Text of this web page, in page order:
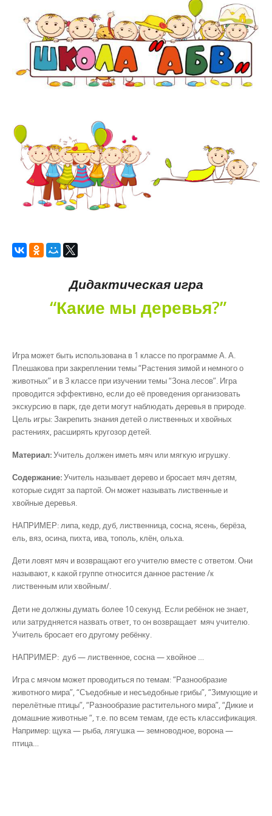
Дидактическая игра
“Какие мы деревья?”
Игра может быть использована в 1 классе по программе А. А.
Плешакова при закреплении темы “Растения зимой и немного о
животных” и в 3 классе при изучении темы “Зона лесов”. Игра
проводится эффективно, если до её проведения организовать
экскурсию в парк, где дети могут наблюдать дере­вья в природе.
Цель игры: Закрепить знания детей о лиственных и хвойных
растениях, расширять кругозор детей.
Материал:Учитель должен иметь мяч или мягкую игрушку.
Содержание:Учитель называет дерево и бросает мяч детям,
которые сидят за партой. Он может называть лиственные и
хвойные деревья.
НАПРИМЕР: липа, кедр, дуб, лиственница, сосна, ясень, берёза,
ель, вяз, осина, пихта, ива, тополь, клён, ольха.
Дети ловят мяч и возвращают его учителю вместе с ответом. Они
называют, к какой группе относится данное растение /к
лиственным или хвойным/.
Дети не должны думать более 10 секунд. Если ребёнок не знает,
или затрудняется назвать ответ, то он возвращает мяч учителю.
Учитель бросает его другому ребёнку.
НАПРИМЕР: дуб — лиственное, сосна — хвойное …
Игра с мячом может проводиться по темам: “Разнообразие
животного мира”, “Съедобные и несъедобные грибы”, “Зимующие и
перелётные птицы”, “Разнообразие растительного мира”, “Дикие и
домашние животные “, т.е. по всем темам, где есть классификация.
Например: щука — рыба, лягушка — земноводное, ворона —
птица…